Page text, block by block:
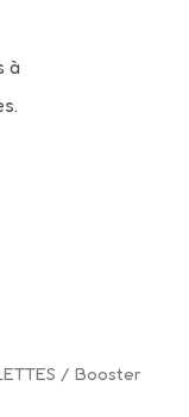
/ Booster
!